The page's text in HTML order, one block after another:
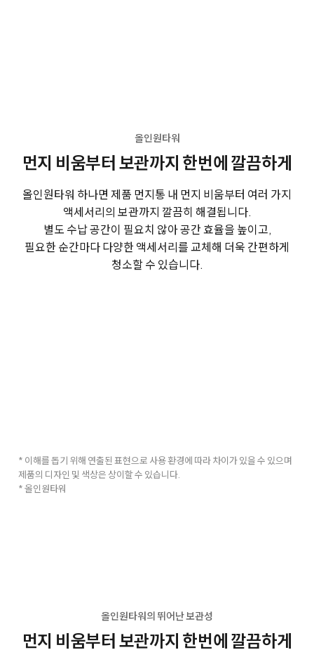
올인원타워
먼지 비움부터 보관까지 한번에 깔끔하게
올인원타워 하나면 제품 먼지통 내 먼지 비움부터 여러 가지
액세서리의 보관까지 깔끔히 해결됩니다.
별도 수납 공간이 필요치 않아 공간 효율을 높이고,
필요한 순간마다 다양한 액세서리를 교체해 더욱 간편하게
청소할 수 있습니다.
* 이해를 돕기 위해 연출된 표현으로 사용 환경에 따라 차이가 있을 수 있으며
제품의 디자인 및 색상은 상이할 수 있습니다.
* 올인원타워
올인원타워의 뛰어난 보관성
먼지 비움부터 보관까지 한번에 깔끔하게